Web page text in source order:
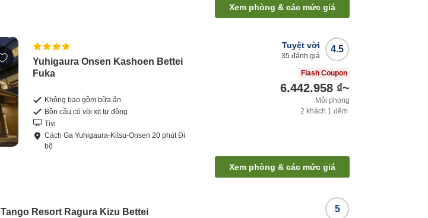
Xem phòng & các mức giá
Yuhigaura Onsen Kashoen Bettei
Fuka
Không bao gồm bữa ăn
Bồn cầu có vòi xịt tự động
Tivi
CáchGa Yuhigaura-Kitsu-Onsen20 phútĐi
bộ
4.5
Tuyệt vời
35 đánh giá
Flash Coupon
6.442.958 ₫~
Mỗi phòng
2 khách 1 đêm
Xem phòng & các mức giá
Tango Resort Ragura Kizu Bettei 5